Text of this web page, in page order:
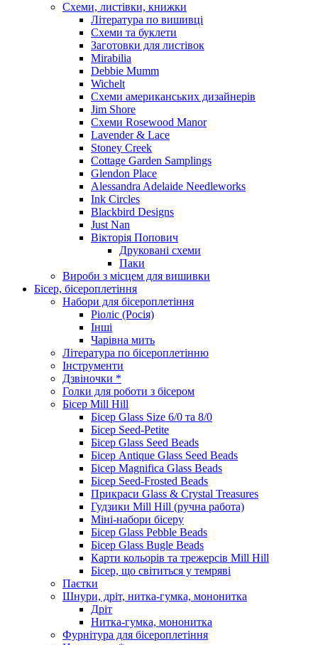
Схеми, листівки, книжки
Література по вишивці
Схеми та буклети
Заготовки для листівок
Mirabilia
Debbie Mumm
Wichelt
Схеми американських дизайнерів
Jim Shore
Cхеми Rosewood Manor
Lavender & Lace
Stoney Creek
Cottage Garden Samplings
Glendon Place
Alessandra Adelaide Needleworks
Ink Circles
Blackbird Designs
Just Nan
Вікторія Попович
Друковані схеми
Паки
Вироби з місцем для вишивки
Бісер, бісероплетіння
Набори для бісероплетіння
Ріоліс (Росія)
Інші
Чарівна мить
Література по бісероплетінню
Інструменти
Дзвіночки *
Голки для роботи з бісером
Бісер Mill Hill
Бісер Glass Size 6/0 та 8/0
Бісер Seed-Petite
Бісер Glass Seed Beads
Бісер Antique Glass Seed Beads
Бісер Magnifica Glass Beads
Бісер Seed-Frosted Beads
Прикраси Glass & Crystal Treasures
Гудзики Mill Hill (ручна работа)
Міні-набори бісеру
Бісер Glass Pebble Beads
Бісер Glass Bugle Beads
Карти кольорів та трежерсів Mill Hill
Бісер, що світиться у темряві
Паєтки
Шнури, дріт, нитка-гумка, мононитка
Дріт
Нитка-гумка, мононитка
Фурнітура для бісероплетіння